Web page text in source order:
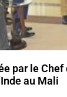
par le Chef
au Mali